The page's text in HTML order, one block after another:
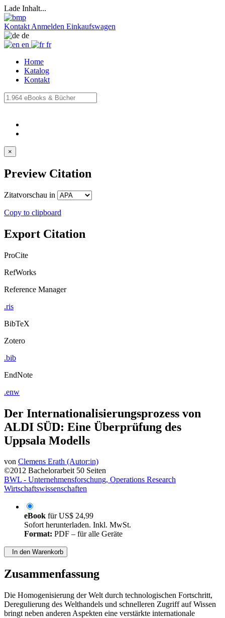
Lade Inhalt...
Kontakt Anmelden Einkaufswagen
de
en
fr
Home
Katalog
Kontakt
×
Preview Citation
Zitatvorschau in
Copy to clipboard
Export Citation
ProCite
RefWorks
Reference Manager
.ris
BibTeX
Zotero
.bib
EndNote
.enw
Der Internationalisierungsprozess von
ALDI SÜD: Eine Überprüfung des
Uppsala Modells
von Clemens Erath (Autor:in)
©2012 Bachelorarbeit 50 Seiten
BWL - Unternehmensforschung, Operations Research
Wirtschaftswissenschaften
eBook fürUS$ 24,99
Sofort herunterladen. Inkl. MwSt.
Format: PDF – für alle Geräte
In den Warenkorb
Zusammenfassung
Die Homogenisierung der Welt durch technologischen Fortschritt,
Deregulierung des Welthandels und schnelleren Zugriff auf Wissen
bringt neben anderen Aspekten eine verstärkte internationale